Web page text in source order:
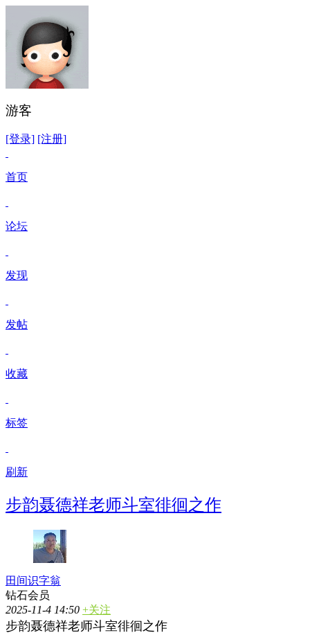
游客
[登录] [注册]
首页
论坛
发现
发帖
收藏
标签
刷新
步韵聂德祥老师斗室徘徊之作
田间识字翁
钻石会员
2025-11-4 14:50 +关注
步韵聂德祥老师斗室徘徊之作